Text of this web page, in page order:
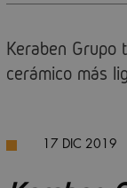
Keraben Grupo
cerámico más
17 DIC 2019